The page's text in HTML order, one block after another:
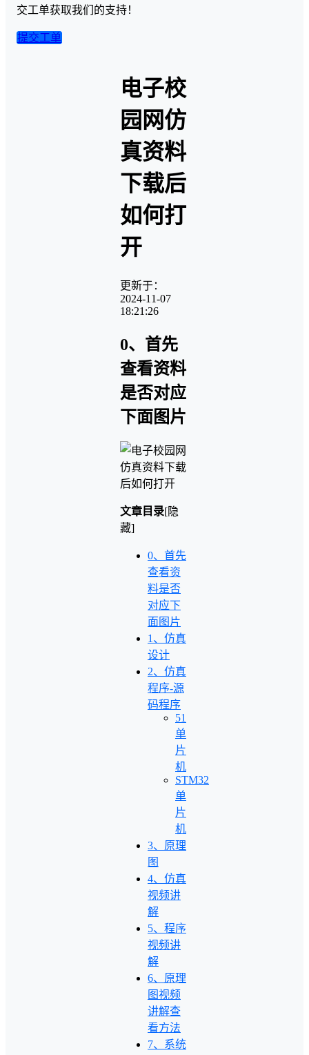
交工单获取我们的支持！
提交工单
电子校
园网仿
真资料
下载后
如何打
开
更新于：
2024-11-07
18:21:26
0、首先
查看资料
是否对应
下面图片
文章目录[隐
藏]
0、首先
查看资
料是否
对应下
面图片
1、仿真
设计
2、仿真
程序-源
码程序
51
单
片
机
STM32
单
片
机
3、原理
图
4、仿真
视频讲
解
5、程序
视频讲
解
6、原理
图视频
讲解查
看方法
7、系统